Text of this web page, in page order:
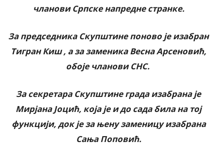
чланови Српске напредне странке.
За председника Скупштине поново је изабран
Тигран Киш , а за заменика Весна Арсеновић,
обоје чланови СНС.
За секретара Скупштине града изабрана је
Мирјана Јоцић, која је и до сада била на тој
функцији, док је за њену заменицу изабрана
Сања Поповић.